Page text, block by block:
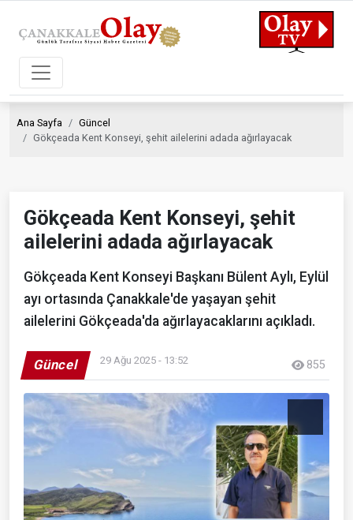
Ana Sayfa
Güncel
Gökçeada Kent Konseyi, şehit ailelerini adada ağırlayacak
Gökçeada Kent Konseyi, şehit
ailelerini adada ağırlayacak
Gökçeada Kent Konseyi Başkanı Bülent Aylı, Eylül
ayı ortasında Çanakkale'de yaşayan şehit
ailelerini Gökçeada'da ağırlayacaklarını açıkladı.
Güncel 29 Ağu 2025 - 13:52 855